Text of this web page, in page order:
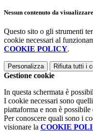
Nessun contenuto da visualizzare
Questo sito o gli strumenti
cookie necessari al
COOKIE POLICY.
Personalizza Rifiuta tutti i
Gestione cookie
In questa schermata è
I cookie necessari sono
piattaforma e non è
Per conoscere quali sono i
visionare la COOKIE